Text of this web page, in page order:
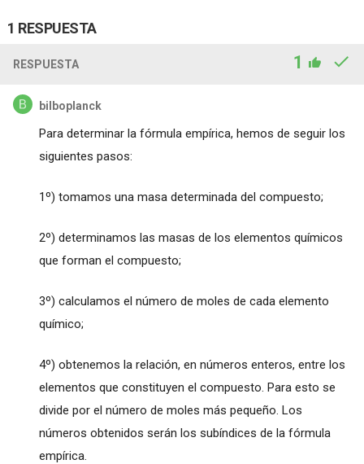
1 RESPUESTA
RESPUESTA 1
bilboplanck
Para determinar la fórmula empírica, hemos de seguir los
siguientes pasos:
1º) tomamos una masa determinada del compuesto;
2º) determinamos las masas de los elementos químicos
que forman el compuesto;
3º) calculamos el número de moles de cada elemento
químico;
4º) obtenemos la relación, en números enteros, entre los
elementos que constituyen el compuesto. Para esto se
divide por el número de moles más pequeño. Los
números obtenidos serán los subíndices de la fórmula
empírica.